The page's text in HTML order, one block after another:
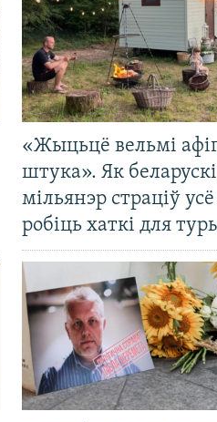
«Жыцьцё вельмі
штука». Як беларускі
мільянэр страціў
робіць хаткі для